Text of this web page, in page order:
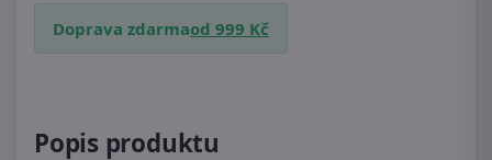
Doprava zdarmaod 999 Kč
Popis produktu